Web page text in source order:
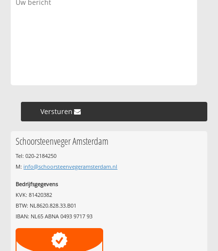
Versturen »
Schoorsteenveger Amsterdam
Tel: 020-2184250
M: info@schoorsteenvegeramsterdam.nl
Bedrijfsgegevens
KVK: 81420382
BTW: NL8620.828.33.B01
IBAN: NL65 ABNA 0493 9717 93